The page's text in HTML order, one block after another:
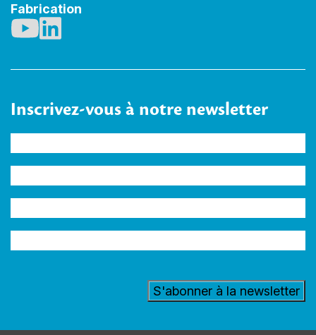
Fabrication
Inscrivez-vous à notre newsletter